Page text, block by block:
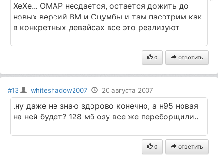
ХеХе... OMAP несдается, остается дожить до
новых версий ВМ и Сцумбы и там пасотрим как
в конкретных девайсах все это реализуют
0 ответить
#13 whiteshadow2007 20 августа 2007
.ну даже не знаю здорово конечно, а н95 новая
на ней будет? 128 мб озу все же переборщили..
0 ответить